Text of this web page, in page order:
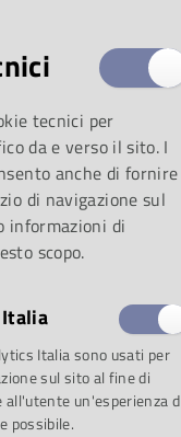
/ Arturo
tecnici per
da e verso il sito. I
anche di fornire
di navigazione sul
informazioni di
scopo.
Italia sono usati per
sul sito al fine di
un'esperienza
possibile.